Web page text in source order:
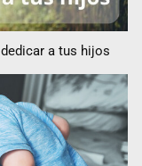
a tus hijos